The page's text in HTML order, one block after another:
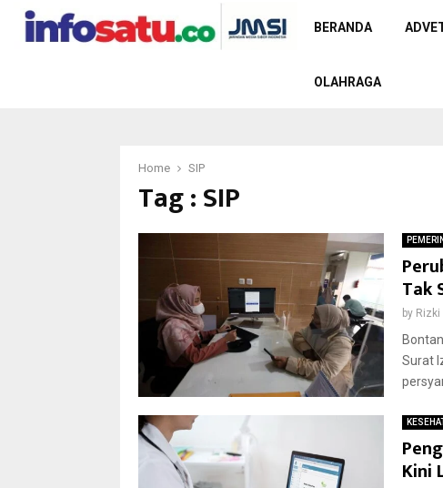
BERANDA
OLAHRAGA
Home SIP
Tag : SIP
Tak
by Rizki
Surat
Kini